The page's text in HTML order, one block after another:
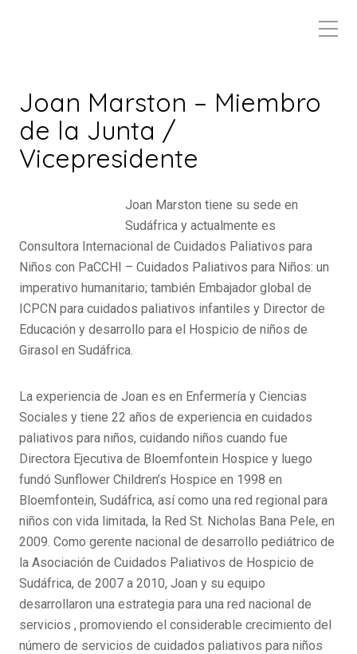
Joan Marston – Miembro
de la Junta /
Vicepresidente
Joan Marston tiene su sede en
Sudáfrica y actualmente es
Consultora Internacional de Cuidados Paliativos para
Niños con PaCCHI – Cuidados Paliativos para Niños: un
imperativo humanitario; también Embajador global de
ICPCN para cuidados paliativos infantiles y Director de
Educación y desarrollo para el Hospicio de niños de
Girasol en Sudáfrica.
La experiencia de Joan es en Enfermería y Ciencias
Sociales y tiene 22 años de experiencia en cuidados
paliativos para niños, cuidando niños cuando fue
Directora Ejecutiva de Bloemfontein Hospice y luego
fundó Sunflower Children’s Hospice en 1998 en
Bloemfontein, Sudáfrica, así como una red regional para
niños con vida limitada, la Red St. Nicholas Bana Pele, en
2009. Como gerente nacional de desarrollo pediátrico de
la Asociación de Cuidados Paliativos de Hospicio de
Sudáfrica, de 2007 a 2010, Joan y su equipo
desarrollaron una estrategia para una red nacional de
servicios , promoviendo el considerable crecimiento del
número de servicios de cuidados paliativos para niños